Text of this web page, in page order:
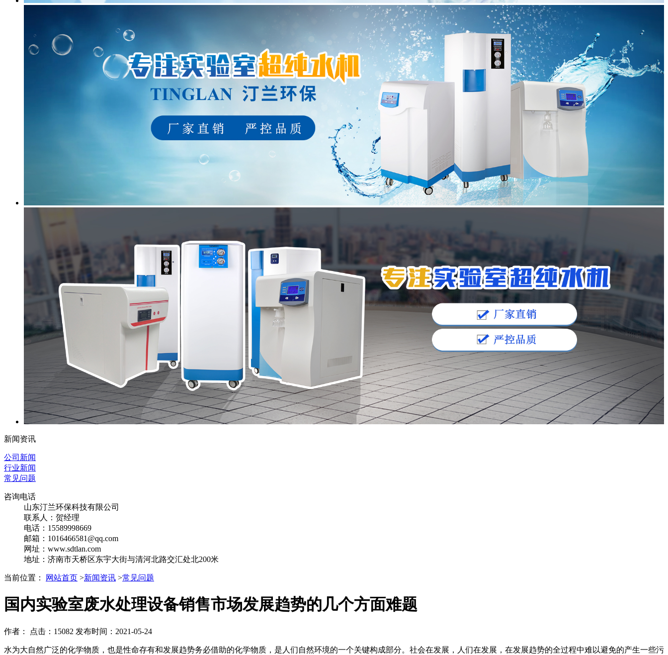
新闻资讯
公司新闻
行业新闻
常见问题
咨询电话
山东汀兰环保科技有限公司
联系人：贺经理
电话：15589998669
邮箱：1016466581@qq.com
网址：www.sdtlan.com
地址：济南市天桥区东宇大街与清河北路交汇处北200米
当前位置： 网站首页 >新闻资讯 >常见问题
国内实验室废水处理设备销售市场发展趋势的几个方面难题
作者： 点击：15082 发布时间：2021-05-24
水为大自然广泛的化学物质，也是性命存有和发展趋势务必借助的化学物质，是人们自然环境的一个关键构成部分。社会在发展，人们在发展，在发展趋势的全过程中难以避免的产生一些污